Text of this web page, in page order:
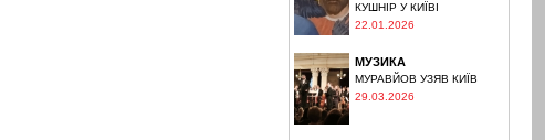
КУШНІР У КИЇВІ
22.01.2026
МУЗИКА
МУРАВЙОВ УЗЯВ КИЇВ
29.03.2026